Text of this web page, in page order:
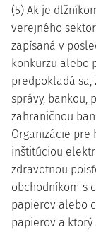
(5) Ak je
verejného
zapísaná v
konkurzu alebo
predpokladá
správy, bankou,
zahraničnou
Organizácie pre
inštitúciou
zdravotnou
obchodníkom s
papierov alebo
papierov a